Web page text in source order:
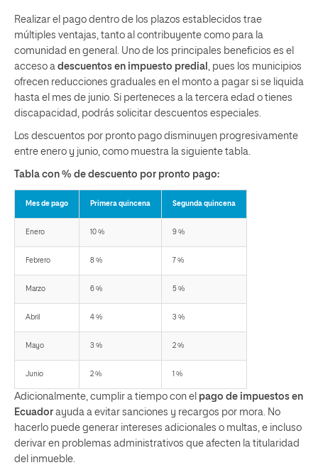
Realizar el pago dentro de los plazos establecidos trae
múltiples ventajas, tanto al contribuyente como para la
comunidad en general. Uno de los principales beneficios es el
acceso a descuentos en impuesto predial , pues los municipios
ofrecen reducciones graduales en el monto a pagar si se liquida
hasta el mes de junio. Si perteneces a la tercera edad o tienes
discapacidad, podrás solicitar descuentos especiales.
Los descuentos por pronto pago disminuyen progresivamente
entre enero y junio, como muestra la siguiente tabla.
Tabla con % de descuento por pronto pago:
Mes de pago Primera quincena Segunda quincena
Enero 10 % 9 %
Febrero 8 % 7 %
Marzo 6 % 5 %
Abril 4 % 3 %
Mayo 3 % 2 %
Junio 2 % 1 %
Adicionalmente, cumplir a tiempo con el pago de impuestos en
Ecuador ayuda a evitar sanciones y recargos por mora. No
hacerlo puede generar intereses adicionales o multas, e incluso
derivar en problemas administrativos que afecten la titularidad
del inmueble.